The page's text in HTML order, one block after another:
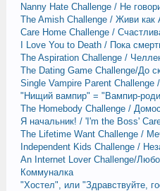
Nanny Hate Challenge / Не
The Amish Challenge / Живи
Care Home Challenge /
I Love You to Death / Пока
The Aspiration Challenge /
The Dating Game Challenge/До
Single Vampire Parent Challenge
"Нищий вампир" = "Вампир-
The Homebody Challenge /
Я начальник! / 'I'm the Boss'
The Lifetime Want Challenge /
Independent Kids Challenge /
An Internet Lover Challenge/
Коммуналка
"Хостел", или "Здравствуйте,